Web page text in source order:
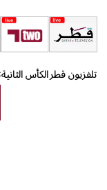
تلفزيون قطرالكأس الثانية